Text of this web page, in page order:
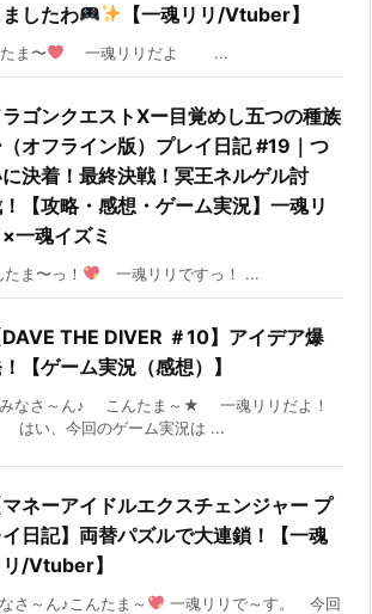
ましたわ
【一魂リリ/Vtuber】
ま〜 一魂リリだよ ...
ラゴンクエストⅩー目覚めし五つの種族
オフライン版）プレイ日記 #19｜つ
決着！最終決戦！冥王ネルゲル討
【攻略・感想・ゲーム実況】一魂リ
×一魂イズミ
ま〜っ！ 一魂リリですっ！ ...
DAVE THE DIVER ＃10】アイデア爆
【ゲーム実況（感想）】
なさ～ん♪ こんたま～★ 一魂リリだよ！
い、今回のゲーム実況は ...
マネーアイドルエクスチェンジャー プ
イ日記】両替パズルで大連鎖！【一魂
リ/Vtuber】
さ～ん♪こんたま～
一魂リリで～す。 今回